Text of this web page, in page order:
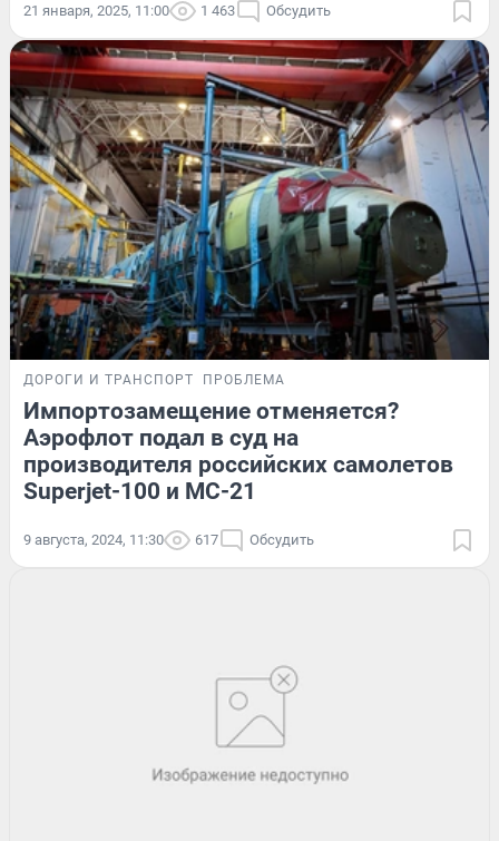
21 января, 2025, 11:00 1 463 Обсудить
ДОРОГИ И ТРАНСПОРТ ПРОБЛЕМА
Импортозамещение отменяется?
Аэрофлот подал в суд на
производителя российских самолетов
Superjet-100 и МС-21
9 августа, 2024, 11:30 617 Обсудить